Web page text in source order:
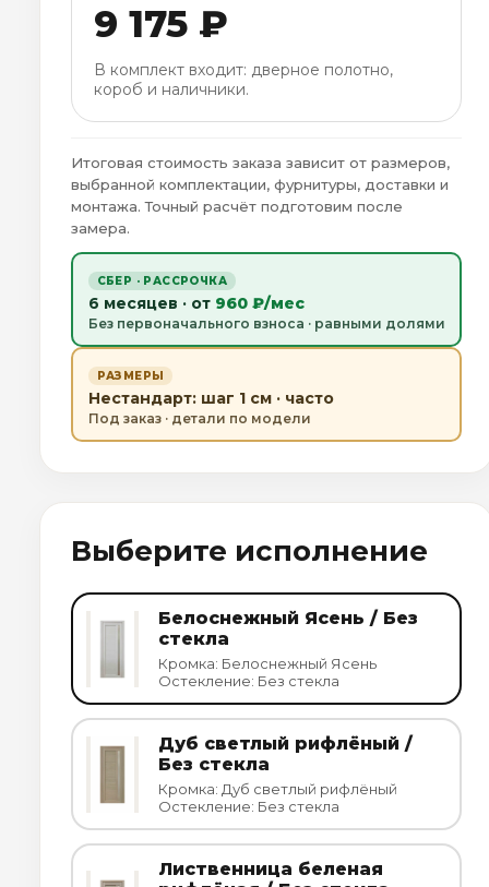
9 175 ₽
В комплект входит: дверное полотно,
короб и наличники.
Итоговая стоимость заказа зависит от размеров,
выбранной комплектации, фурнитуры, доставки и
монтажа. Точный расчёт подготовим после
замера.
СБЕР · РАССРОЧКА
6 месяцев · от 960 ₽/мес
Без первоначального взноса · равными долями
РАЗМЕРЫ
Нестандарт: шаг 1 см · часто
Под заказ · детали по модели
Выберите исполнение
Белоснежный Ясень / Без
стекла
Кромка: Белоснежный Ясень
Остекление: Без стекла
Дуб светлый рифлёный /
Без стекла
Кромка: Дуб светлый рифлёный
Остекление: Без стекла
Лиственница беленая